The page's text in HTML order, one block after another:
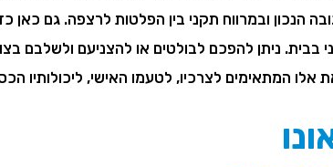
הנכון ובמרווח תקני בין הפלטות לרצפה. גם כאן
בבית. ניתן להפכם לבולטים או להצניעם ולשלבם
המתאימים לצרכיו, לטעמו האישי, ליכולותיו